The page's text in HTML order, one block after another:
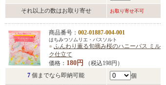
それ以上の数はお取り寄せ お取り寄せ不可
商品番号： 002-01887-004-001
はちみつソムリエ・バスソルト
● ふんわり薫る旬摘み桜のハニーバス ミル
ク仕立て
価格： 180円
（税込198円）
7 個までなら即納可能 個